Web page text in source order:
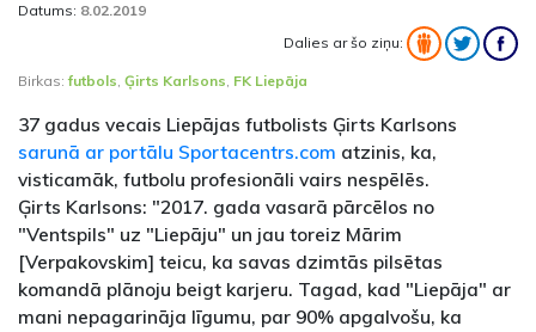
Datums: 8.02.2019
Dalies ar šo ziņu:
Birkas:futbols, Ģirts Karlsons, FK Liepāja
37 gadus vecais Liepājas futbolists Ģirts Karlsons
sarunā ar portālu Sportacentrs.com atzinis, ka,
visticamāk, futbolu profesionāli vairs nespēlēs.
Ģirts Karlsons: "2017. gada vasarā pārcēlos no
"Ventspils" uz "Liepāju" un jau toreiz Mārim
[Verpakovskim] teicu, ka savas dzimtās pilsētas
komandā plānoju beigt karjeru. Tagad, kad "Liepāja" ar
mani nepagarināja līgumu, par 90% apgalvošu, ka